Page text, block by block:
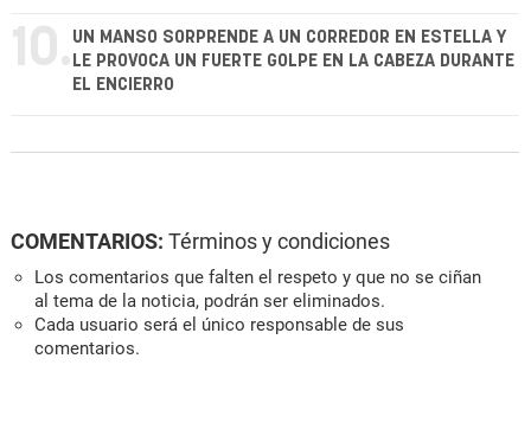
10. UN MANSO SORPRENDE A UN CORREDOR EN ESTELLA Y
LE PROVOCA UN FUERTE GOLPE EN LA CABEZA DURANTE
EL ENCIERRO
COMENTARIOS: Términos y condiciones
Los comentarios que falten el respeto y que no se ciñan
al tema de la noticia, podrán ser eliminados.
Cada usuario será el único responsable de sus
comentarios.